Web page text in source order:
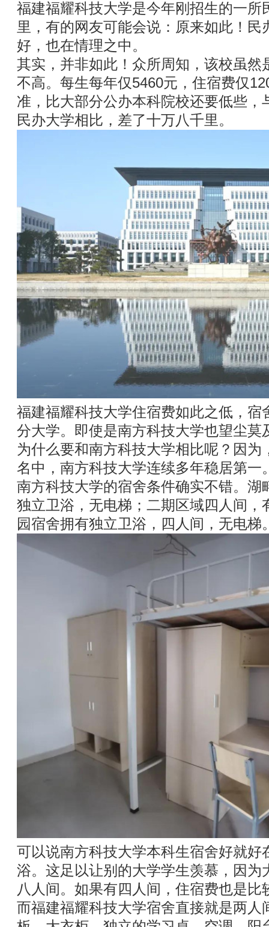
福建福耀科技大学是今年刚招生的一所
里，有的网友可能会说：原来如此！民
好，也在情理之中。
其实，并非如此！众所周知，该校虽然
不高。每生每年仅5460元，住宿费仅
准，比大部分公办本科院校还要低些，
民办大学相比，差了十万八千里。
福建福耀科技大学住宿费如此之低，宿
分大学。即使是南方科技大学也望尘莫
为什么要和南方科技大学相比呢？因为
名中，南方科技大学连续多年稳居第一
南方科技大学的宿舍条件确实不错。湖
独立卫浴，无电梯；二期区域四人间，
园宿舍拥有独立卫浴，四人间，无电梯
可以说南方科技大学本科生宿舍好就好
浴。这足以让别的大学学生羡慕，因为
八人间。如果有四人间，住宿费也是比
而福建福耀科技大学宿舍直接就是两人